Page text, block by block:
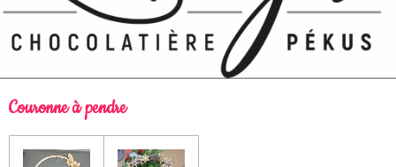
Couronne à pendre